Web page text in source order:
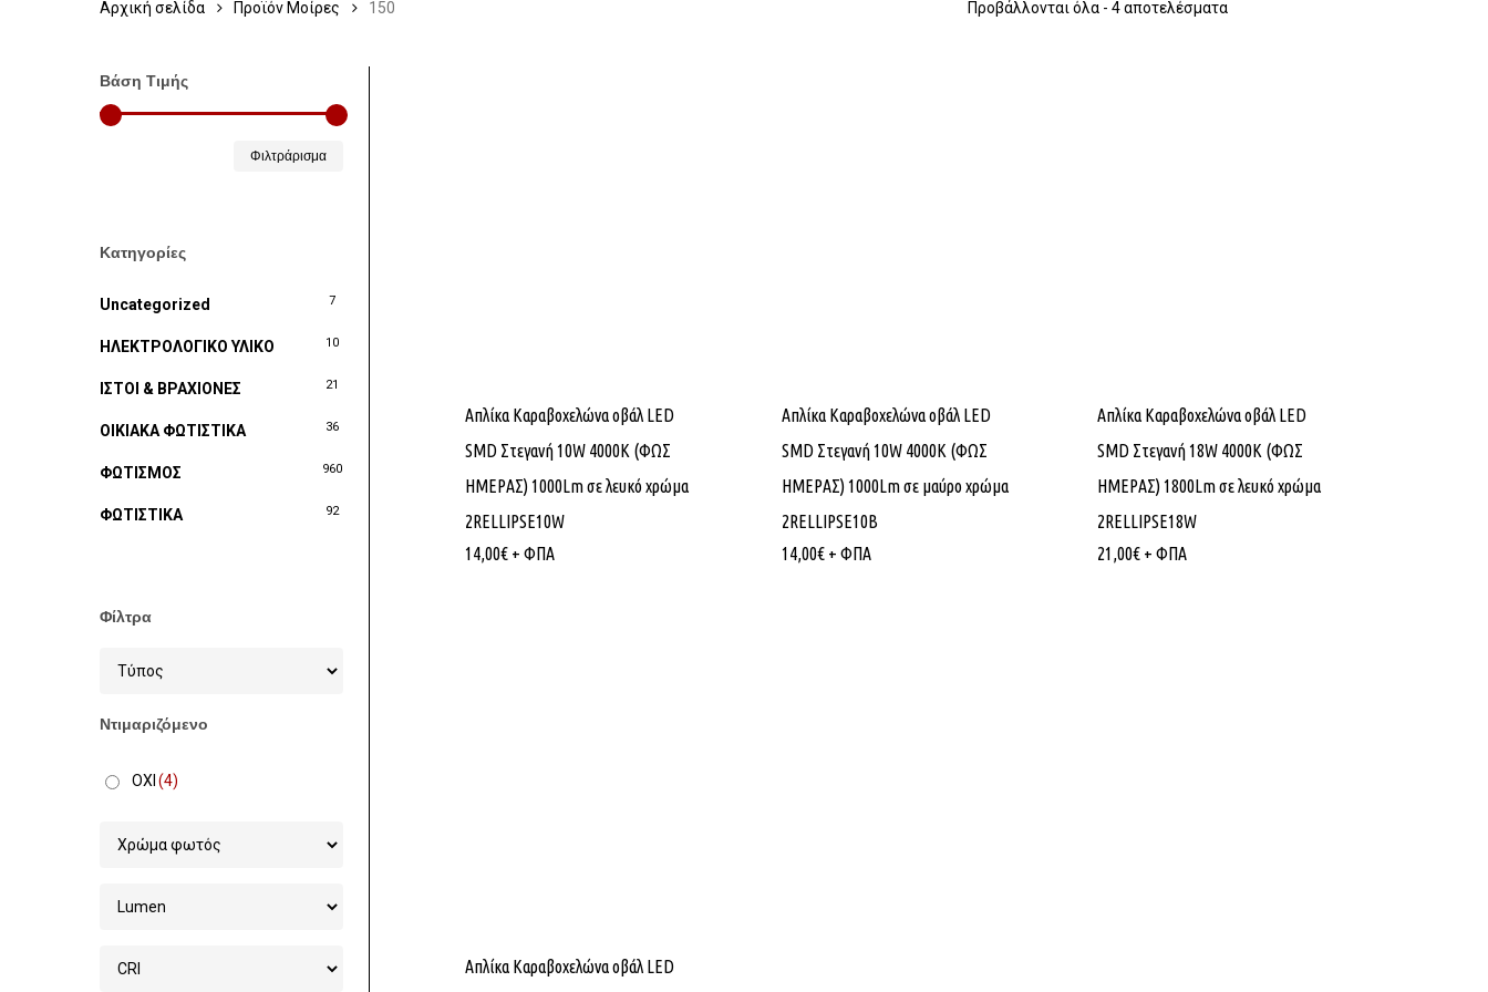
Προβάλλονται όλα - 4 αποτελέσματα
Αρχική σελίδα Προϊόν Μοίρες 150
Βάση Τιμής
Φιλτράρισμα
Κατηγορίες
Uncategorized 7
ΗΛΕΚΤΡΟΛΟΓΙΚΟ ΥΛΙΚΟ 10
ΙΣΤΟΙ & ΒΡΑΧΙΟΝΕΣ 21
ΟΙΚΙΑΚΑ ΦΩΤΙΣΤΙΚΑ 36
ΦΩΤΙΣΜΟΣ 960
ΦΩΤΙΣΤΙΚΑ 92
Φίλτρα
Ντιμαριζόμενο
ΟΧΙ (4)
Απλίκα Καραβοχελώνα οβάλ LED
SMD Στεγανή 10W 4000K (ΦΩΣ
ΗΜΕΡΑΣ) 1000Lm σε λευκό χρώμα
2RELLIPSE10W
14,00€ + ΦΠΑ
Απλίκα Καραβοχελώνα οβάλ LED
SMD Στεγανή 10W 4000K (ΦΩΣ
ΗΜΕΡΑΣ) 1000Lm σε μαύρο χρώμα
2RELLIPSE10B
14,00€ + ΦΠΑ
Απλίκα Καραβοχελώνα οβάλ LED
SMD Στεγανή 18W 4000K (ΦΩΣ
ΗΜΕΡΑΣ) 1800Lm σε λευκό χρώμα
2RELLIPSE18W
21,00€ + ΦΠΑ
Απλίκα Καραβοχελώνα οβάλ LED
Στοχεία Εταιρίας